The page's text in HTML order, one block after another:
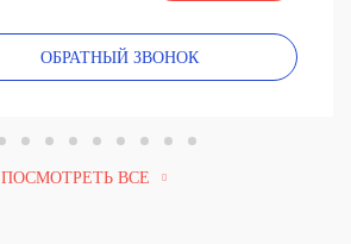
ОБРАТНЫЙ ЗВОНОК
ПОСМОТРЕТЬ ВСЕ